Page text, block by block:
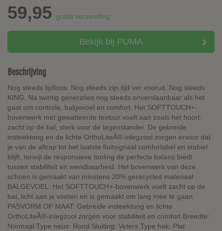
59,95 gratis verzending
Bekijk bij PUMA
Beschrijving
Nog steeds tijdloos. Nog steeds zijn tijd ver vooruit. Nog steeds
KING. Na twintig generaties nog steeds onverslaanbaar als het
gaat om controle, balgevoel en comfort. Het SOFTTOUCH+-
bovenwerk met gewatteerde textuur voelt aan zoals het hoort:
zacht op de bal, sterk voor de tegenstander. De gebreide
insteektong en de lichte OrthoLiteÂ®-inlegzool zorgen ervoor dat
je van de aftrap tot het laatste fluitsignaal comfortabel en stabiel
blijft, terwijl de responsieve tooling de perfecte balans biedt
tussen stabiliteit en wendbaarheid. Het bovenwerk van deze
schoen is gemaakt van minstens 20% gerecycled materiaal
BALGEVOEL: Het SOFTTOUCH+-bovenwerk voelt zacht op de
bal, licht aan je voeten en is gemaakt om lang mee te gaan
PASVORM OP MAAT: Gebreide insteektong en lichte
OrthoLiteÂ®-inlegzool zorgen voor stabiliteit en comfort Breedte:
Normaal Type neus: Rond Sluiting: Veters Type hak: Plat